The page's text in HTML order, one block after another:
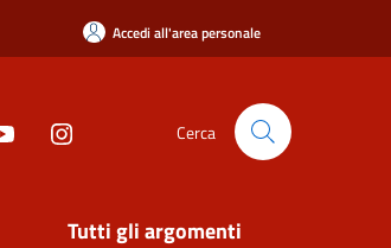
Accedi all'area personale
Cerca
Tutti gli argomenti